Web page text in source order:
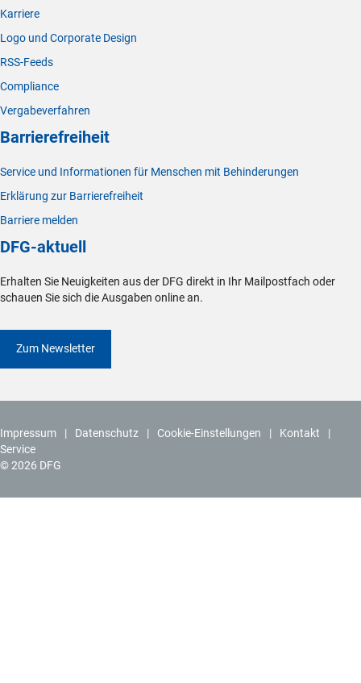
Karriere
Logo und Corporate Design
RSS-Feeds
Compliance
Vergabeverfahren
Barrierefreiheit
Service und Informationen für Menschen mit Behinderungen
Erklärung zur Barrierefreiheit
Barriere melden
DFG-aktuell
Erhalten Sie Neuigkeiten aus der DFG direkt in Ihr Mailpostfach oder
schauen Sie sich die Ausgaben online an.
Zum Newsletter
© 2026 DFG
Impressum Datenschutz Cookie-Einstellungen
Kontakt
Service